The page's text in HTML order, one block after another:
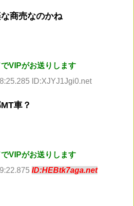
商売なのかね
VIPがお送りします
ID:XJYJ1Jgi0.net
車？
VIPがお送りします
ID:HEBtk7aga.net